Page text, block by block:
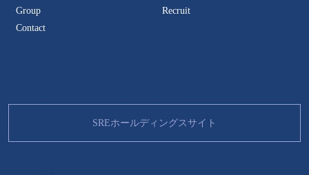
Group
Recruit
Contact
SREホールディングスサイト